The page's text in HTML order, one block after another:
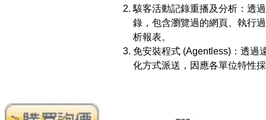
駭客活動記錄重播及分析：透
錄，包含瀏覽過的網頁、執行
析報表。
免安裝程式 (Agentless)：透過
化方式派送，因應各單位特性